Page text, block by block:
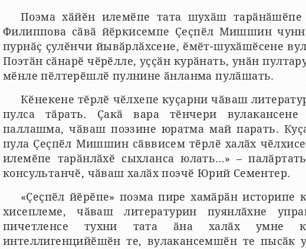
Поэма хӑйӗн илемӗпе тата шухӑш тарӑнӑшӗпе
Филиппова сӑвӑ йӗркисемпе Ҫеҫпӗл Мишшин
пурнӑҫ ҫулӗнчи йывӑрлӑхсене, ӗмӗт-шухӑшӗсене
Поэтӑн сӑнарӗ чӗрӗлле, уҫҫӑн курӑнать, унӑн
мӗнле пӗлтерӗшлӗ пулнине ӑнланма пулӑшать.
Кӗнекене тӗрлӗ чӗлхепе куҫарни чӑваш
пулса тӑрать. Ҫакӑ вара тӗнчери вулакансене
паллашма, чӑваш поэзине юратма май парать.
пула Ҫеҫпӗл Мишшин сӑввисем тӗрлӗ халӑх
илемӗпе тарӑнлӑхӗ сыхланса юлать…» –
консультанчӗ, чӑваш халӑх поэчӗ Юрий Сементер.
«Ҫеҫпӗл йӗрӗпе» поэма пире хамӑрӑн историпе
хисеплеме, чӑваш литературин пуянлӑхне
пичетленсе тухни тата ӑна халӑх умне
интеллигенцийӗшӗн те, вулакансемшӗн те пысӑк